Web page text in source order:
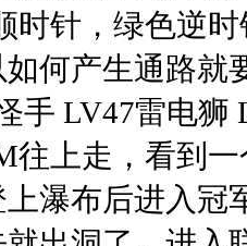
时针，绿色逆
何产生通路就
手 LV47雷电
往上走，看到
瀑布后进入冠